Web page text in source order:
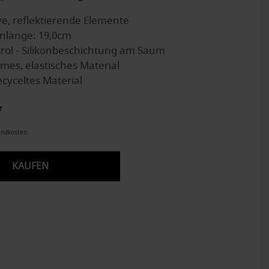
reflektierende Elemente
19,0cm
- Silikonbeschichtung am Saum
elastisches Material
Material
KAUFEN